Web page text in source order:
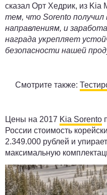
сказал Орт Хедрик, из Kia
тем, что Sorento получил
направлениям, и
награда укрепляет
безопасности нашей
Смотрите также:
Цены на 2017 Kia Sorento
России стоимость
2.349.000 рублей и
максимальную